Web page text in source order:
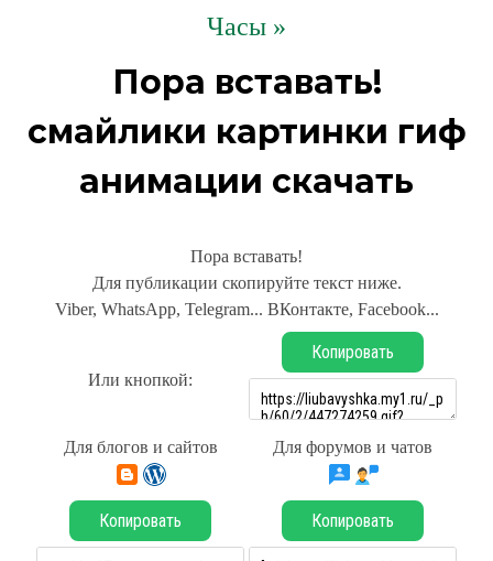
Часы »
Пора вставать!
смайлики картинки гиф
анимации скачать
Пора вставать!
Для публикации скопируйте текст ниже.
Viber, WhatsApp, Telegram... ВКонтакте, Facebook...
Или кнопкой:
Копировать
Для блогов и сайтов Для форумов и чатов
Копировать Копировать